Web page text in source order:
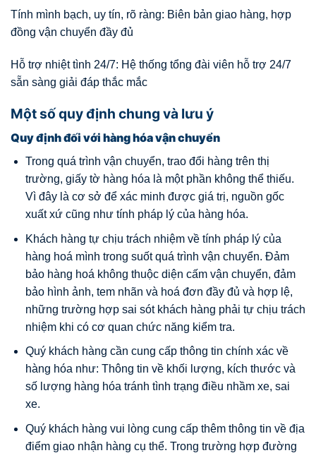
Tính mình bạch, uy tín, rõ ràng: Biên bản giao hàng, hợp
đồng vận chuyển đầy đủ
Hỗ trợ nhiệt tình 24/7: Hệ thống tổng đài viên hỗ trợ 24/7
sẵn sàng giải đáp thắc mắc
Một số quy định chung và lưu ý
Quy định đối với hàng hóa vận chuyển
Trong quá trình vận chuyển, trao đổi hàng trên thị
trường, giấy tờ hàng hóa là một phần không thể thiếu.
Vì đây là cơ sở để xác minh được giá trị, nguồn gốc
xuất xứ cũng như tính pháp lý của hàng hóa.
Khách hàng tự chịu trách nhiệm về tính pháp lý của
hàng hoá mình trong suốt quá trình vận chuyển. Đảm
bảo hàng hoá không thuộc diện cấm vận chuyển, đảm
bảo hình ảnh, tem nhãn và hoá đơn đầy đủ và hợp lệ,
những trường hợp sai sót khách hàng phải tự chịu trách
nhiệm khi có cơ quan chức năng kiểm tra.
Quý khách hàng cần cung cấp thông tin chính xác về
hàng hóa như: Thông tin về khối lượng, kích thước và
số lượng hàng hóa tránh tình trạng điều nhầm xe, sai
xe.
Quý khách hàng vui lòng cung cấp thêm thông tin về địa
điểm giao nhận hàng cụ thể. Trong trường hợp đường